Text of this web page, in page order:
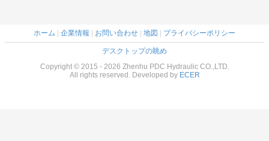
ホーム 企業情報 お問い合わせ 地図 プライバシーポリシー
デスクトップの眺め
Copyright © 2015 - 2026 Zhenhu PDC Hydraulic CO.,LTD.
All rights reserved. Developed by ECER